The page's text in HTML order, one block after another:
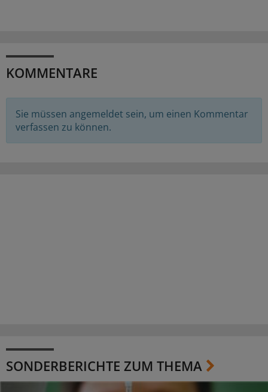
KOMMENTARE
Sie müssen angemeldet sein, um einen Kommentar
verfassen zu können.
SONDERBERICHTE ZUM THEMA